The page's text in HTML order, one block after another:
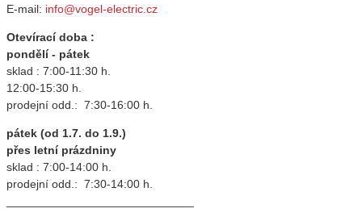
E-mail: info@vogel-electric.cz
Otevírací doba :
pondělí - pátek
sklad : 7:00-11:30 h.
12:00-15:30 h.
prodejní odd.: 7:30-16:00 h.
pátek (od 1.7. do 1.9.)
přes letní prázdniny
sklad : 7:00-14:00 h.
prodejní odd.: 7:30-14:00 h.